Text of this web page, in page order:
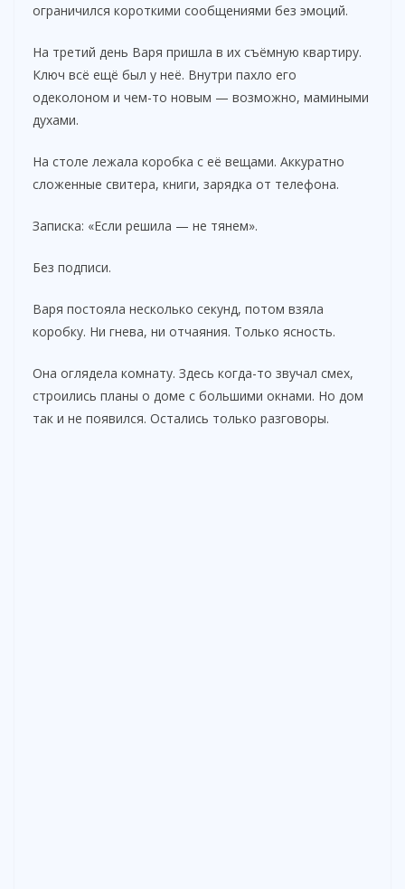
ограничился короткими сообщениями без эмоций.
На третий день Варя пришла в их съёмную квартиру.
Ключ всё ещё был у неё. Внутри пахло его
одеколоном и чем-то новым — возможно, мамиными
духами.
На столе лежала коробка с её вещами. Аккуратно
сложенные свитера, книги, зарядка от телефона.
Записка: «Если решила — не тянем».
Без подписи.
Варя постояла несколько секунд, потом взяла
коробку. Ни гнева, ни отчаяния. Только ясность.
Она оглядела комнату. Здесь когда-то звучал смех,
строились планы о доме с большими окнами. Но дом
так и не появился. Остались только разговоры.